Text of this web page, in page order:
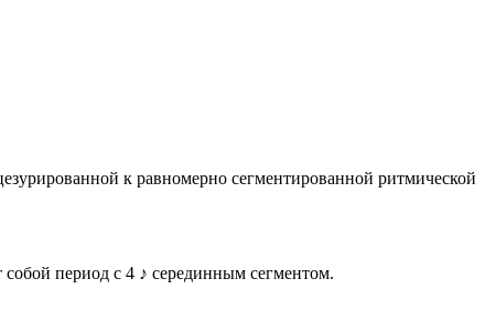
к равномерно сегментированной ритмической
период с 4 ♪ серединным сегментом.